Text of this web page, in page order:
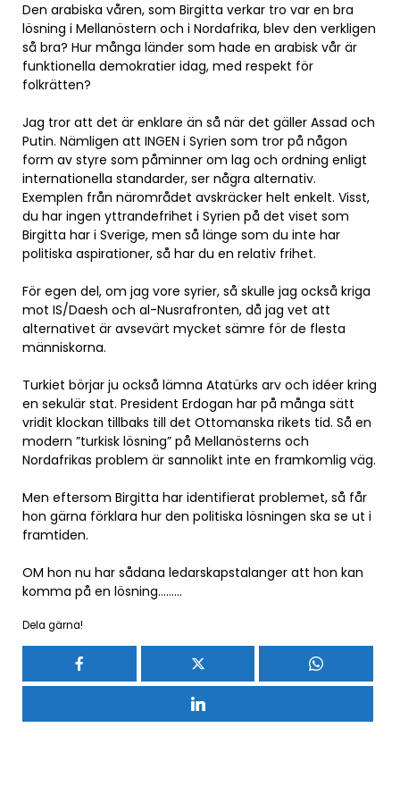
Den arabiska våren, som Birgitta verkar tro var en bra
lösning i Mellanöstern och i Nordafrika, blev den verkligen
så bra? Hur många länder som hade en arabisk vår är
funktionella demokratier idag, med respekt för
folkrätten?
Jag tror att det är enklare än så när det gäller Assad och
Putin. Nämligen att INGEN i Syrien som tror på någon
form av styre som påminner om lag och ordning enligt
internationella standarder, ser några alternativ.
Exemplen från närområdet avskräcker helt enkelt. Visst,
du har ingen yttrandefrihet i Syrien på det viset som
Birgitta har i Sverige, men så länge som du inte har
politiska aspirationer, så har du en relativ frihet.
För egen del, om jag vore syrier, så skulle jag också kriga
mot IS/Daesh och al-Nusrafronten, då jag vet att
alternativet är avsevärt mycket sämre för de flesta
människorna.
Turkiet börjar ju också lämna Atatürks arv och idéer kring
en sekulär stat. President Erdogan har på många sätt
vridit klockan tillbaks till det Ottomanska rikets tid. Så en
modern ”turkisk lösning” på Mellanösterns och
Nordafrikas problem är sannolikt inte en framkomlig väg.
Men eftersom Birgitta har identifierat problemet, så får
hon gärna förklara hur den politiska lösningen ska se ut i
framtiden.
OM hon nu har sådana ledarskapstalanger att hon kan
komma på en lösning………
Dela gärna!